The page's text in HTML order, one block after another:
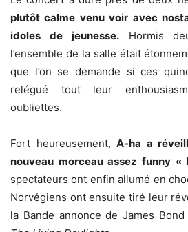
plutôt calme venu voir avec
idoles de jeunesse.Hormis
l’ensemble de la salle était
que l’on se demande si ces
relégué tout leur
oubliettes.
Fort heureusement, A-ha a
nouveau morceau assez funny «
spectateurs ont enfin allumé en
Norvégiens ont ensuite tiré leur
la Bande annonce de James